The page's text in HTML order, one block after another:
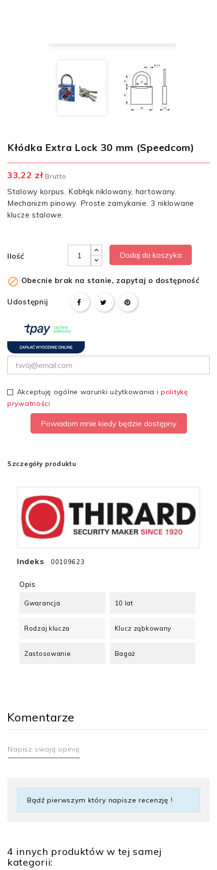
Kłódka Extra Lock 30 mm (Speedcom)
33,22 zł Brutto
Stalowy korpus. Kabłąk niklowany, hartowany.
Mechanizm pinowy. Proste zamykanie. 3 niklowane
klucze stalowe.
Ilość Dodaj do koszyka
 Obecnie brak na stanie, zapytaj o dostępność
Udostępnij
Akceptuję ogólne warunki użytkowania ipolitykę
prywatności
Powiadom mnie kiedy będzie dostępny
Szczegóły produktu
Indeks 00109623
Opis
Gwarancja 10 lat
Rodzaj klucza Klucz ząbkowany
Zastosowanie Bagaż
Komentarze
Napisz swoją opinię
Bądź pierwszym który napisze recenzję !
4 innych produktów w tej samej
kategorii: